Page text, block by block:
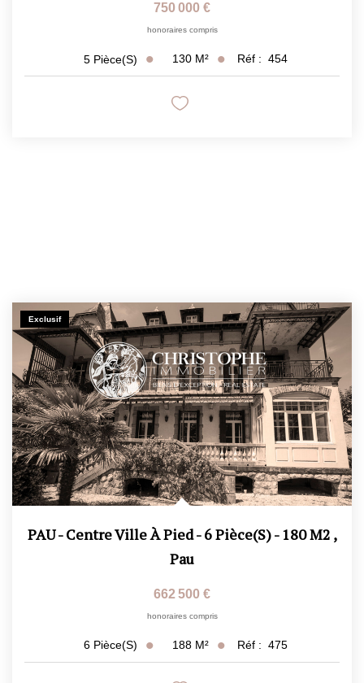
750 000 €
honoraires compris
5 Pièce(s) 130 M² Réf : 454
Exclusif
PAU - Centre Ville À Pied - 6 Pièce(s) - 180 M2 ,
Pau
662 500 €
honoraires compris
6 Pièce(s) 188 M² Réf : 475